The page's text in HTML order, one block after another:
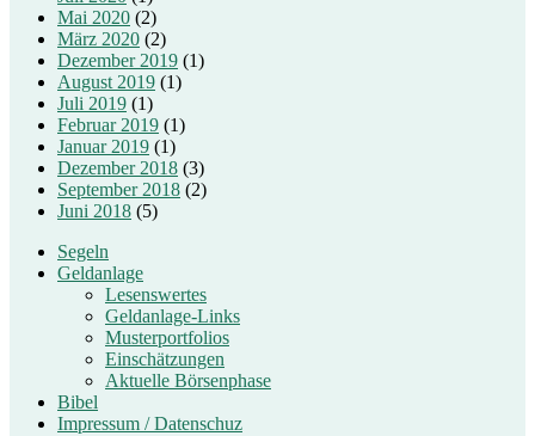
Mai 2020 (2)
März 2020 (2)
Dezember 2019 (1)
August 2019 (1)
Juli 2019 (1)
Februar 2019 (1)
Januar 2019 (1)
Dezember 2018 (3)
September 2018 (2)
Juni 2018 (5)
Segeln
Geldanlage
Lesenswertes
Geldanlage-Links
Musterportfolios
Einschätzungen
Aktuelle Börsenphase
Bibel
Impressum / Datenschuz